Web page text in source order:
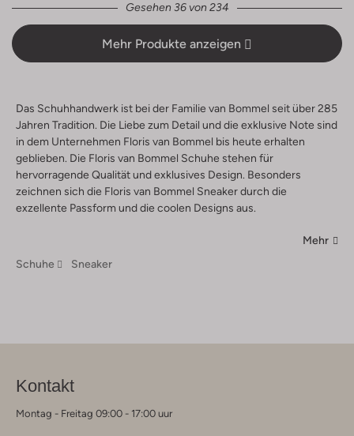
Gesehen 36 von 234
Mehr Produkte anzeigen
Das Schuhhandwerk ist bei der Familie van Bommel seit über 285
Jahren Tradition. Die Liebe zum Detail und die exklusive Note sind
in dem Unternehmen Floris van Bommel bis heute erhalten
geblieben. Die Floris van Bommel Schuhe stehen für
hervorragende Qualität und exklusives Design. Besonders
zeichnen sich die Floris van Bommel Sneaker durch die
exzellente Passform und die coolen Designs aus.
Mehr
Schuhe
Sneaker
Kontakt
Montag - Freitag 09:00 - 17:00 uur